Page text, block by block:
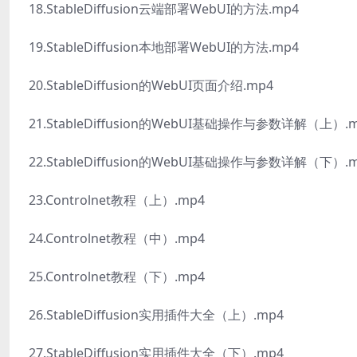
18.StableDiffusion云端部署WebUI的方法.mp4
19.StableDiffusion本地部署WebUI的方法.mp4
20.StableDiffusion的WebUI页面介绍.mp4
21.StableDiffusion的WebUI基础操作与参数详解（上）
22.StableDiffusion的WebUI基础操作与参数详解（下）
23.Controlnet教程（上）.mp4
24.Controlnet教程（中）.mp4
25.Controlnet教程（下）.mp4
26.StableDiffusion实用插件大全（上）.mp4
27.StableDiffusion实用插件大全（下）.mp4